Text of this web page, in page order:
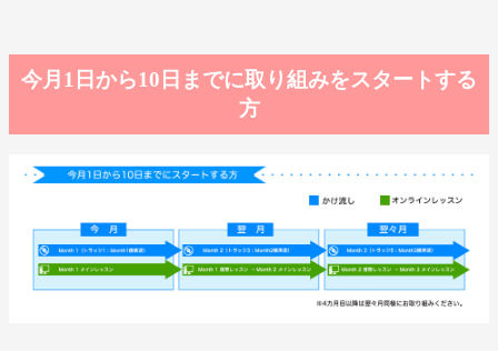
今月1日から10日までに取り組みをスタートする
方